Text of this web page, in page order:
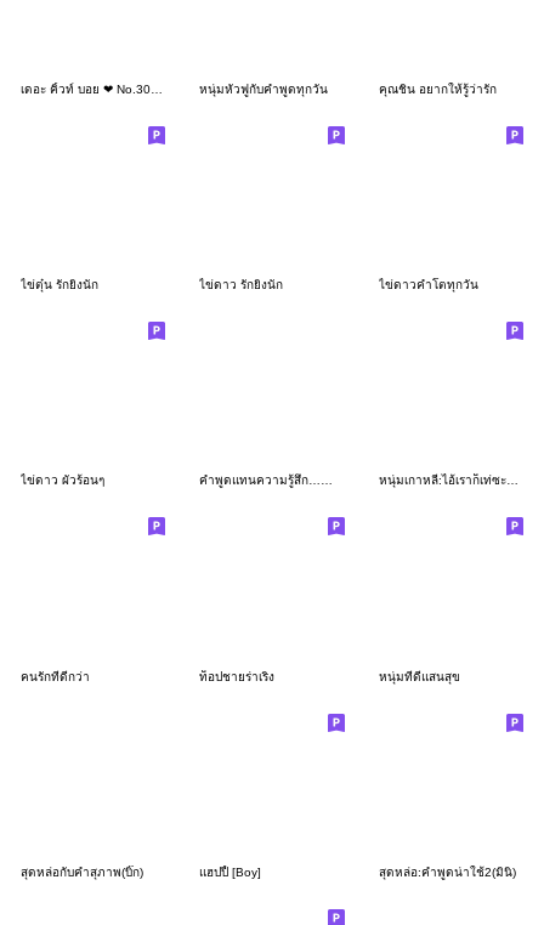
หนุ่มหัวฟูกับคำพูดทุกวัน คุณชิน อยากให้รู้ว่ารัก
ไข่ตุ๋น รักยิ่งนัก ไข่ดาว รักยิ่งนัก ไข่ดาวคำโตทุกวัน
ไข่ดาว ผัวร้อนๆ คำพูดแทนความรู้สึก…@Noo หนุ่มเกาหลี:ไอ้เราก็เท่ซะด้วย@Noo
คนรักที่ดีกว่า ท็อปชายร่าเริง หนุ่มที่ดีแสนสุข
สุดหล่อกับคำสุภาพ(บิ๊ก) แฮปปี้ [Boy] สุดหล่อ:คำพูดน่าใช้2(มินิ)